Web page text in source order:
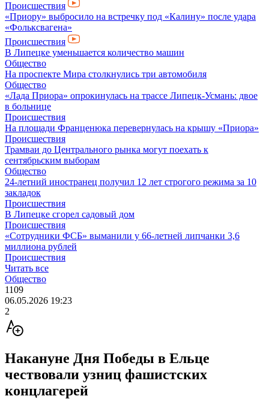
Происшествия
«Приору» выбросило на встречку под «Калину» после удара
«Фольксвагена»
Происшествия
В Липецке уменьшается количество машин
Общество
На проспекте Мира столкнулись три автомобиля
Общество
«Лада Приора» опрокинулась на трассе Липецк-Усмань: двое
в больнице
Происшествия
На площади Франценюка перевернулась на крышу «Приора»
Происшествия
Трамваи до Центрального рынка могут поехать к
сентябрьским выборам
Общество
24-летний иностранец получил 12 лет строгого режима за 10
закладок
Происшествия
В Липецке сгорел садовый дом
Происшествия
«Сотрудники ФСБ» выманили у 66-летней липчанки 3,6
миллиона рублей
Происшествия
Читать все
Общество
1109
06.05.2026 19:23
2
Накануне Дня Победы в Ельце
чествовали узниц фашистских
концлагерей